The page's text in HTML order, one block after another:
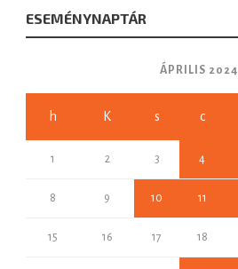
ESEMÉNYNAPTÁR
ÁPRILIS 2024
h K s c
1 2 3 4
8 9 10 11
15 16 17 18